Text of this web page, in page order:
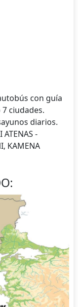
con guía
ciudades.
diarios.
-
KAMENA